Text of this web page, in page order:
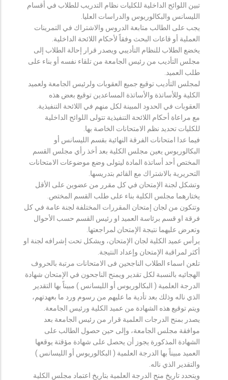
تبين اللوائح الداخلية للكليات نظام التدريب للطلاب في أقسام
الليسانس والبكالوريوس والدراسات العليا.
يجب على الطالب متابعة الدروس والاشتراك في التمرينات
العملية أو قاعات البحث وفقاً لأحكام اللائحة الداخلية.
يخضع الطلاب للنظام التأديبي ويصدر قرار إحالة الطلاب إلى
مجلس التأديب من رئيس الجامعة من تلقاء نفسه أو بناء على
طلب العميد.
لمجلس التأديب توقيع جميع العقوبات ولرئيس الجامعة ولعميد
الكلية وللأساتذة والأساتذة المساعدين توقيع بعض هذه
العقوبات في الحدود المبينة لكل منهم في اللائحة التنفيذية.
مع مراعاة أحكام اللائحة التنفيذية تتولى اللوائح الداخلية
للكليات تحديد نظم الامتحانات الخاصة بها.
فيما عدا امتحانات الفرقة النهائية بقسم الليسانس أو
البكالوريوس يعين مجلس الكلية بعد أخذ رأي مجلس القسم
المختص أحد أساتذة المادة ليتولى وضع موضوعات الامتحانات
التحريرية بالاشتراك مع القائم بتدريسها.
وتشكل لجنة الإمتحان في كل مقرر من عضوين على الأقل
يختارهما مجلس الكلية بناء على طلب القسم المختص.
وتتكون من لجان إمتحان المقررات المختلفة لجنة عامة في كل
فرقة او قسم برئاسة العميد او رئيس القسم حسب الأحوال
وتعرض عليهما نتيجة الإمتحان لمراجعتها.
يرأس عميد الكلية لجان الإمتحان، ويشكل تحت إشرافه لجنة او
أكثر لمراقبة الإمتحان وإعداد النتيجة.
تلعن اسماء الطلاب الناجحين فى الامتحانات مرتبة بالحروف
الهجائيه بالنسبة لكل تقدير ويمنح الناجحون في الإمتحان شهادة
الدرجة العلمية ( البكالوريوس أو الليسانس ) مبيناً بها التقدير
الذي ناله وذلك بعد تأدية ما عليهم من رسوم ورد ما بعهدتهم،
ويتم توقيع هذه الشهادة من عميد الكلية ورئيس الجامعة.
يصدر بمنح الدرجات العلمية قرار من رئيس الجامعة بعد
موافقة مجلس الجامعة، وإلى حين حصول الطالب على
الشهادة المذكورة يجوز أن يحصل على شهادة مؤقتة يوقعها
العميد مبيناً بها الدرجة العلمية ( البكالوريوس أو الليسانس )
والتقدير الذي ناله.
ويتحدد تاريخ منح الدرجة العلمية بتاريخ اعتماد مجلس الكلية